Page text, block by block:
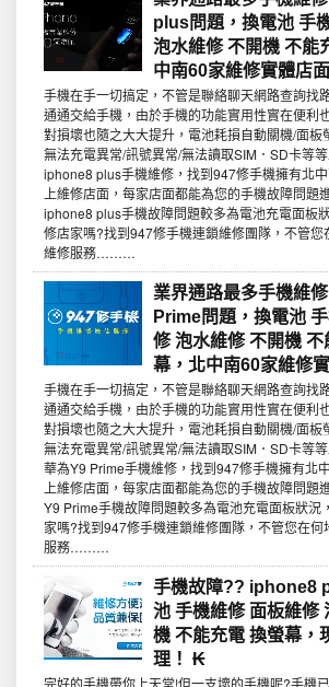
plus問題，換電池 手
泡水維修 不開機 不能
中南60家維修實體店
手機在手一切搞定，不管是聯絡聊天網路查詢找
通通交給手機，由於手機的功能實用性實在便利
對損壞也隨之大大提升，電池耗損自動關機/面板
無法充電異常/訊號異常/無法讀取SIM．SD卡等
iphone8 plus手機維修，找到947修手機擁有北
上維修店面，每家店面都能為您的手機故障問題
iphone8 plus手機故障問題較多為電池充電面板
修店家嗎?找到947修手機連鎖維修團隊，不管您
維修服務………
業界通路最多手機維
Prime問題，換電池
修 泡水維修 不開機 不
幕，北中南60家維修
手機在手一切搞定，不管是聯絡聊天網路查詢找
通通交給手機，由於手機的功能實用性實在便利
對損壞也隨之大大提升，電池耗損自動關機/面板
無法充電異常/訊號異常/無法讀取SIM．SD卡等
華為Y9 Prime手機維修，找到947修手機擁有北
上維修店面，每家店面都能為您的手機故障問題
Y9 Prime手機故障問題較多為電池充電面板狀況
家嗎?找到947修手機連鎖維修團隊，不管您在
服務………
手機故障?? iphone8
池 手機維修 面板維修
機 不能充電 換螢幕，
理！ ₭
完好的手機帶你上天堂!但一支壞的手機呢?手機